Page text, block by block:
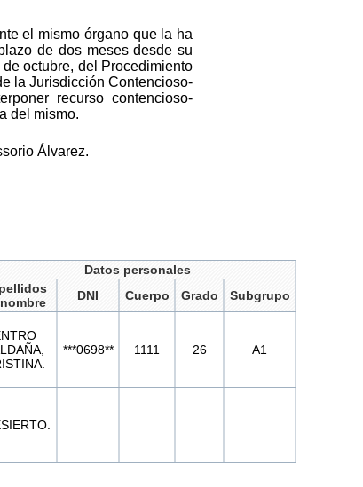
el mismo órgano que la ha
de dos meses desde su
octubre, del Procedimiento
la Jurisdicción Contencioso-
recurso contencioso-
del mismo.
Álvarez.
Datos personales
DNI Cuerpo Grado Subgrupo
***0698** 1111 26 A1